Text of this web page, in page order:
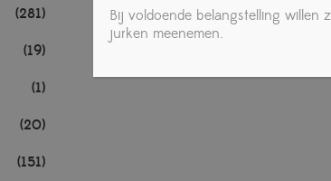
(281)
(19)
(1)
(20)
(151)
Bij voldoende belangstelling willen
jurken meenemen.